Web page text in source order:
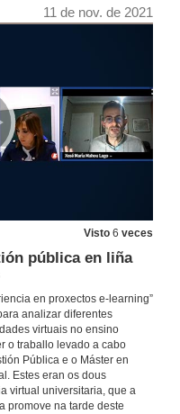
11 de nov. de 2021
Visto 6 veces
pública en liña
en proxectos e-learning”
analizar diferentes
virtuais no ensino
o traballo levado a cabo
Pública e o Máster en
Estes eran os dous
virtual universitaria, que a
promove na tarde deste
Presentación da mesa: Experiencias de universidades públicas online
Quenda de preguntas. Experiencias de universidades públicas online